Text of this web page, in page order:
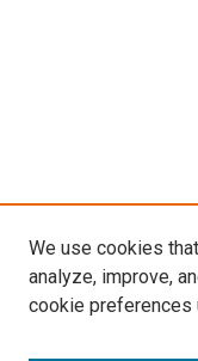
We use cookies
analyze, improve,
cookie preferences